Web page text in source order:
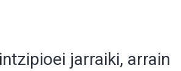
jarraiki, arrain